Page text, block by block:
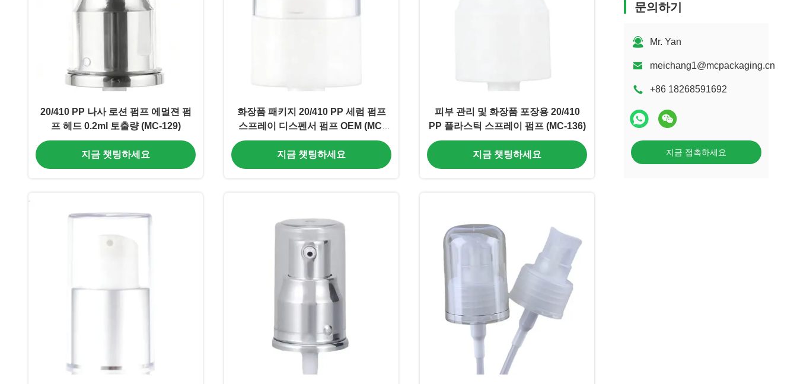
문의하기
Mr. Yan
meichang1@mcpackaging.cn
+86 18268591692
지금 접촉하세요
20/410 PP 나사 로션 펌프 에멀젼 펌
프 헤드 0.2ml 토출량 (MC-129)
지금 챗팅하세요
화장품 패키지 20/410 PP 세럼 펌프
스프레이 디스펜서 펌프 OEM (MC-
135)
지금 챗팅하세요
피부 관리 및 화장품 포장용 20/410
PP 플라스틱 스프레이 펌프 (MC-136)
지금 챗팅하세요